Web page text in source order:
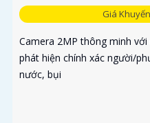
Giá
Camera 2MP thông minh với
phát hiện chính xác người/
nước, bụi